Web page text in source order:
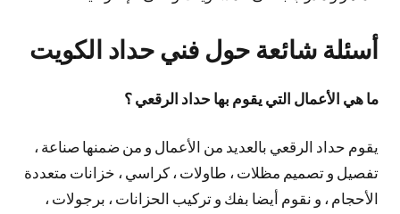
أسئلة شائعة حول فني حداد الكويت
ما هي الأعمال التي يقوم بها حداد الرقعي ؟
يقوم حداد الرقعي بالعديد من الأعمال و من ضمنها صناعة ،
تفصيل و تصميم مظلات ، طاولات ، كراسي ، خزانات متعددة
الأحجام ، و نقوم أيضا بفك و تركيب الحزانات ، برجولات ،